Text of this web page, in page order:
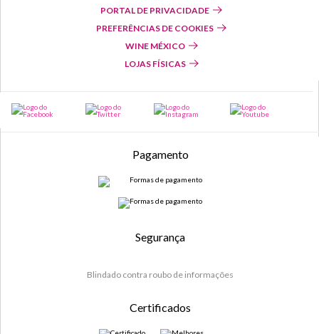
PORTAL DE PRIVACIDADE
PREFERÊNCIAS DE COOKIES
WINE MÉXICO
LOJAS FÍSICAS
Pagamento
Segurança
Blindado contra roubo de informações
Certificados